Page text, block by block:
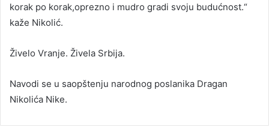
korak po korak,oprezno i mudro gradi svoju budućnost.“
kaže Nikolić.
Živelo Vranje. Živela Srbija.
Navodi se u saopštenju narodnog poslanika Dragan
Nikolića Nike.